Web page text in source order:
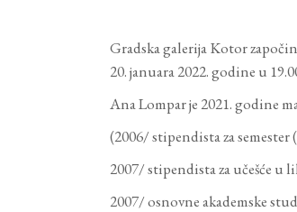
Gradska galerija Kotor
20. januara 2022. godine u
Ana Lompar je 2021. godine
(2006/ stipendista za
2007/ stipendista za učešće
2007/ osnovne akademske